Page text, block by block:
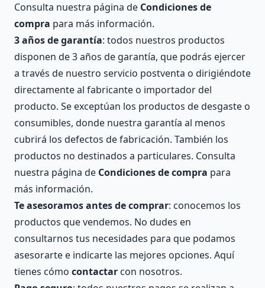
Consulta nuestra página de Condiciones de
compra para más información.
3 años de garantía: todos nuestros productos
disponen de 3 años de garantía, que podrás ejercer
a través de nuestro servicio postventa o dirigiéndote
directamente al fabricante o importador del
producto. Se exceptúan los productos de desgaste o
consumibles, donde nuestra garantía al menos
cubrirá los defectos de fabricación. También los
productos no destinados a particulares. Consulta
nuestra página de Condiciones de compra para
más información.
Te asesoramos antes de comprar: conocemos los
productos que vendemos. No dudes en
consultarnos tus necesidades para que podamos
asesorarte e indicarte las mejores opciones. Aquí
tienes cómo contactar con nosotros.